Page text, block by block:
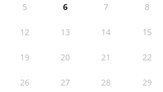
5 6 7 8
12 13 14 15
19 20 21 22
26 27 28 29